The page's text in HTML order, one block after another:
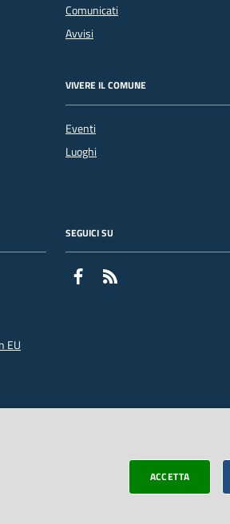
Comunicati
Avvisi
VIVERE IL COMUNE
Eventi
Luoghi
EU
SEGUICI SU
Facebook
ACCETTA